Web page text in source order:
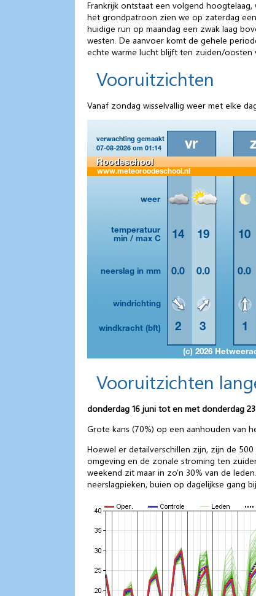
Frankrijk ontstaat een volgend
het grondpatroon zien we op zaterdag
huidige run op maandag een zwak laag
westen. De aanvoer komt de gehele
echte warme lucht blijft ten zuiden/oosten
Vooruitzichten
Vanaf zondag wisselvallig weer met elke
Vooruitzichten
donderdag 16 juni tot en met donderdag
Grote kans (70%) op een aanhouden van
Hoewel er detailverschillen zijn, zijn de
omgeving en de zonale stroming ten
weekend zit maar in zo’n 30% van de
neerslagpieken, buien op dagelijkse gang